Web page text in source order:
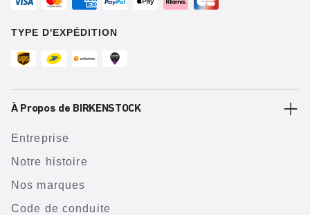
TYPE D'EXPÉDITION
À Propos de BIRKENSTOCK
Entreprise
Notre histoire
Nos marques
Code de conduite